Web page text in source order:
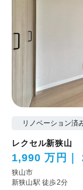
リノベーション済
レクセル新狭山
1,990 万円
狭山市
新狭山駅 徒歩2分